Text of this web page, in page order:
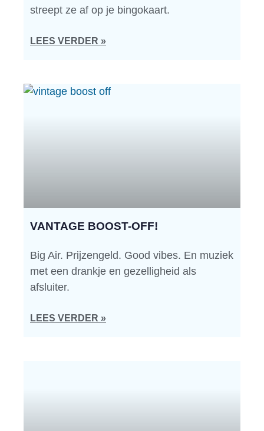
streept ze af op je bingokaart.
LEES VERDER »
VANTAGE BOOST-OFF!
Big Air. Prijzengeld. Good vibes. En muziek
met een drankje en gezelligheid als
afsluiter.
LEES VERDER »